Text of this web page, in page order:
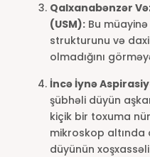
Qalxanabənzər
(USM): Bu
strukturunu və
olmadığını
İncə İynə
şübhəli düyün
kiçik bir toxuma
mikroskop altında
düyünün